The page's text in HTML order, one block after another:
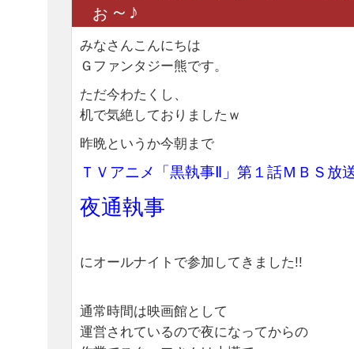
ぉ～♪
みなさんこんにちは
Ｇファンタジー熊です。
ただ今わたくし、
机で気絶しておりましたｗ
昨晩というか今朝まで
ＴＶアニメ「黒執事Ⅱ」第１話ＭＢＳ放
夜通執事
にオールナイトで参加してきました!!
通常時間は映画館として
運営されているので夜になってからの